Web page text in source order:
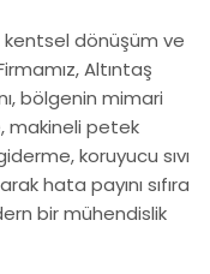
kentsel dönüşüm ve
Altıntaş
bölgenin mimari
makineli petek
koruyucu sıvı
hata payını sıfıra
bir mühendislik